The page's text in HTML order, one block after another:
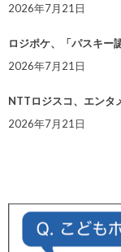
2026年7月21日
ロジポケ、「パスキー
2026年7月21日
NTTロジスコ、エンタ
2026年7月21日